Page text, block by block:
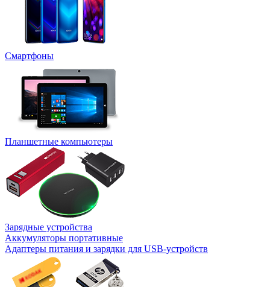
Смартфоны
Планшетные компьютеры
Зарядные устройства
Аккумуляторы портативные
Адаптеры питания и зарядки для USB-устройств